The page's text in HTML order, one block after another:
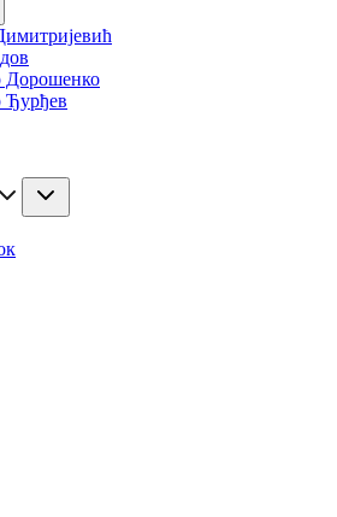
Дорошенко
Ђурђев